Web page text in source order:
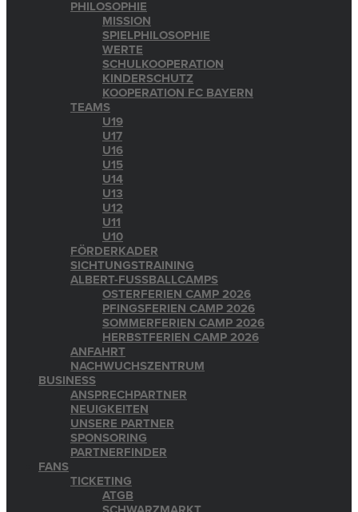
PHILOSOPHIE
MISSION
SPIELPHILOSOPHIE
WERTE
SCHULKOOPERATION
KINDERSCHUTZ
KOOPERATION FC BAYERN
TEAMS
U19
U17
U16
U15
U14
U13
U12
U11
U10
FÖRDERKADER
SICHTUNGSTRAINING
ALBERT-FUSSBALLCAMPS
OSTERFERIEN CAMP 2026
PFINGSFERIEN CAMP 2026
SOMMERFERIEN CAMP 2026
HERBSTFERIEN CAMP 2026
ANFAHRT
NACHWUCHSZENTRUM
BUSINESS
ANSPRECHPARTNER
NEUIGKEITEN
UNSERE PARTNER
SPONSORING
PARTNERFINDER
FANS
TICKETING
ATGB